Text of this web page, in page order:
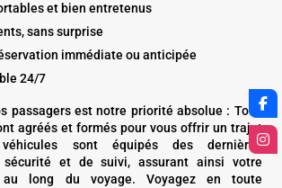
et bien entretenus
sans surprise
immédiate ou anticipée
24/7
passagers est notre priorité absolue : Tous
agréés et formés pour vous offrir un trajet
sont équipés des dernières
sécurité et de suivi, assurant ainsi votre
long du voyage. Voyagez en toute